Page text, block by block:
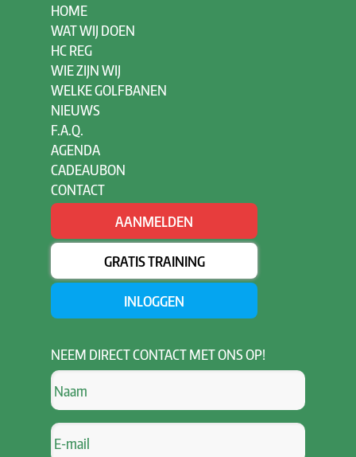
HOME
WAT WIJ DOEN
HC REG
WIE ZIJN WIJ
WELKE GOLFBANEN
NIEUWS
F.A.Q.
AGENDA
CADEAUBON
CONTACT
AANMELDEN
GRATIS TRAINING
INLOGGEN
NEEM DIRECT CONTACT MET ONS OP!